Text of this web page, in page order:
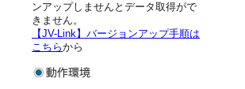
ンアップしませんとデータ取得がで
きません。
【JV-Link】バージョンアップ手順は
こちらから